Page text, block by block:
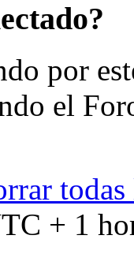
por
el
+ 1